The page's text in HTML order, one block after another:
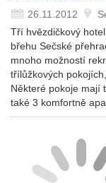
26.11.2012
Tří hvězdičkový
břehu Sečské
mnoho možností
třílůžkových
Některé pokoje mají
také 3 komfortně